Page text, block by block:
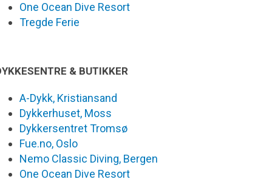
One Ocean Dive Resort
Tregde Ferie
& BUTIKKER
A-Dykk, Kristiansand
Dykkerhuset, Moss
Dykkersentret Tromsø
Fue.no, Oslo
Nemo Classic Diving, Bergen
One Ocean Dive Resort